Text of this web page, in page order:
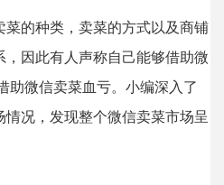
的种类，卖菜的方式以及商铺
因此有人声称自己能够借助微
助微信卖菜血亏。小编深入了
况，发现整个微信卖菜市场呈